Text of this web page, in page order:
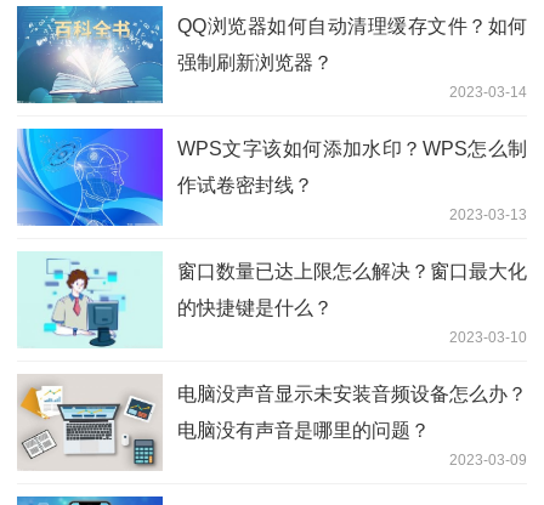
QQ浏览器如何自动清理缓存文件？如何
强制刷新浏览器？
2023-03-14
WPS文字该如何添加水印？WPS怎么制
作试卷密封线？
2023-03-13
窗口数量已达上限怎么解决？窗口最大化
的快捷键是什么？
2023-03-10
电脑没声音显示未安装音频设备怎么办？
电脑没有声音是哪里的问题？
2023-03-09